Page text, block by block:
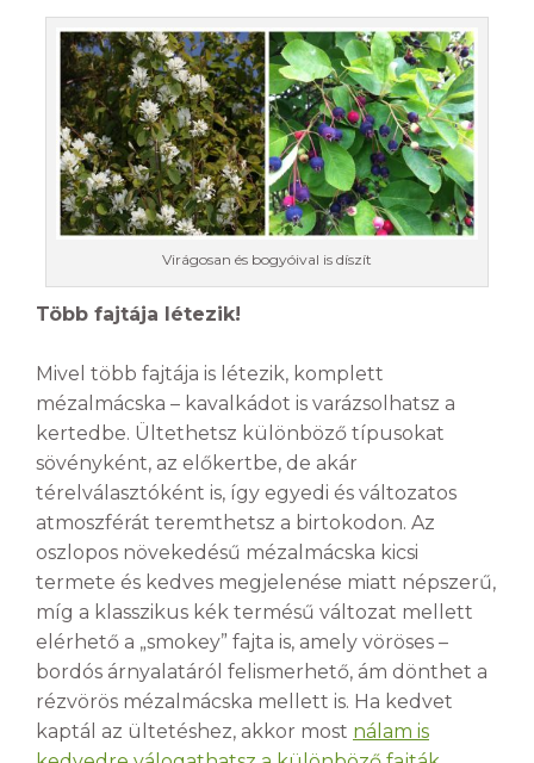
Virágosan és bogyóival is díszít
Több fajtája létezik!
Mivel több fajtája is létezik, komplett
mézalmácska – kavalkádot is varázsolhatsz a
kertedbe. Ültethetsz különböző típusokat
sövényként, az előkertbe, de akár
térelválasztóként is, így egyedi és változatos
atmoszférát teremthetsz a birtokodon. Az
oszlopos növekedésű mézalmácska kicsi
termete és kedves megjelenése miatt népszerű,
míg a klasszikus kék termésű változat mellett
elérhető a „smokey” fajta is, amely vöröses –
bordós árnyalatáról felismerhető, ám dönthet a
rézvörös mézalmácska mellett is. Ha kedvet
kaptál az ültetéshez, akkor most nálam is